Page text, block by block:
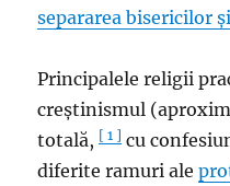
separarea bisericilor
Principalele religii
creștinismul
totală,[ 1 ] cu
diferite ramuri ale